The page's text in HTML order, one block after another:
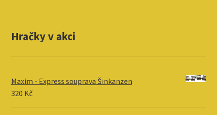
Hračky v akci
Maxim - Express souprava Šinkanzen
320 Kč